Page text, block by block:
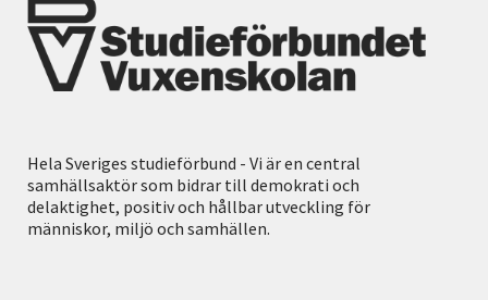
Hela Sveriges studieförbund - Vi är en central
samhällsaktör som bidrar till demokrati och
delaktighet, positiv och hållbar utveckling för
människor, miljö och samhällen.